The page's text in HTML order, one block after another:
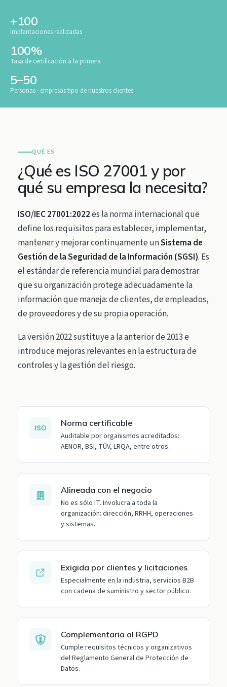
+100
Implantaciones realizadas
100%
Tasa de certificación a la primera
5–50
Personas · empresas tipo de nuestros clientes
QUÉ ES
¿Qué es ISO 27001 y por
qué su empresa la necesita?
ISO/IEC 27001:2022es la norma internacional que
define los requisitos para establecer, implementar,
mantener y mejorar continuamente unSistema de
Gestión de la Seguridad de la Información (SGSI). Es
el estándar de referencia mundial para demostrar
que su organización protege adecuadamente la
información que maneja: de clientes, de empleados,
de proveedores y de su propia operación.
La versión 2022 sustituye a la anterior de 2013 e
introduce mejoras relevantes en la estructura de
controles y la gestión del riesgo.
Norma certificable
Auditable por organismos acreditados:
AENOR, BSI, TÜV, LRQA, entre otros.
Alineada con el negocio
No es sólo IT. Involucra a toda la
organización: dirección, RRHH, operaciones
y sistemas.
Exigida por clientes y licitaciones
Especialmente en la industria, servicios B2B
con cadena de suministro y sector público.
Complementaria al RGPD
Cumple requisitos técnicos y organizativos
del Reglamento General de Protección de
Datos.